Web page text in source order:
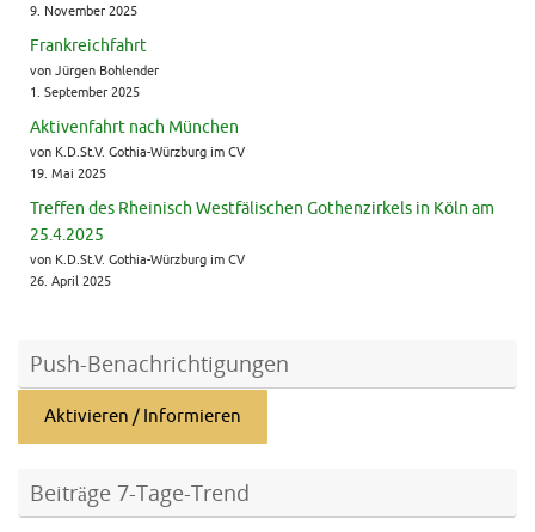
9. November 2025
Frankreichfahrt
von Jürgen Bohlender
1. September 2025
Aktivenfahrt nach München
von K.D.St.V. Gothia-Würzburg im CV
19. Mai 2025
Treffen des Rheinisch Westfälischen Gothenzirkels in Köln am
25.4.2025
von K.D.St.V. Gothia-Würzburg im CV
26. April 2025
Push-Benachrichtigungen
Aktivieren / Informieren
Beiträge 7-Tage-Trend